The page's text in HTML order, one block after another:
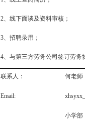
2、线下面谈及资料审核；
3、招聘录用；
4、与第三方劳务公司签订劳务
联系人： 何老师
Email:
小学部